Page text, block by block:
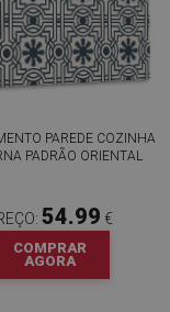
PAREDE COZINHA
PADRÃO ORIENTAL
54.99 €
COMPRAR
AGORA